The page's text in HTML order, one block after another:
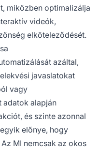
miközben optimalizálja
videók,
elköteleződését.
azáltal,
javaslatokat
vagy
adatok alapján
és szinte azonnal
előnye, hogy
MI nemcsak az okos